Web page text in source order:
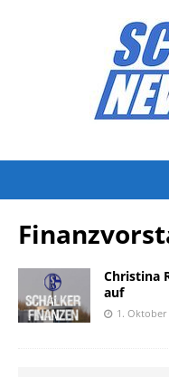
Christina
auf
1. Oktober